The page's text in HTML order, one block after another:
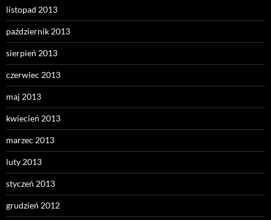
listopad 2013
październik 2013
sierpień 2013
czerwiec 2013
maj 2013
kwiecień 2013
marzec 2013
luty 2013
styczeń 2013
grudzień 2012